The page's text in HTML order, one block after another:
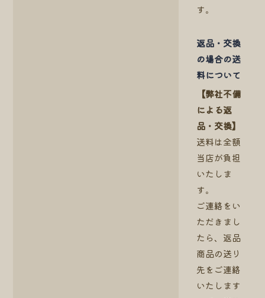
す。
返品・交換
の場合の送
料について
【弊社不備
による返
品・交換】
送料は全額
当店が負担
いたしま
す。
ご連絡をい
ただきまし
たら、返品
商品の送り
先をご連絡
いたします